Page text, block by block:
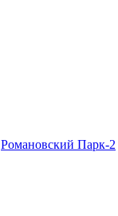
Романовский Парк-2